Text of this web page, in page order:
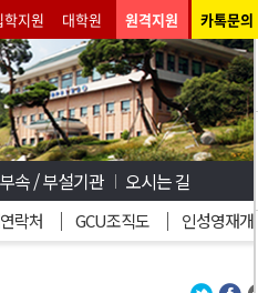
학지원 대학원 원격지원 카톡문의
락처 GCU조직도 인성영재개발
부속 / 부설기관 오시는 길